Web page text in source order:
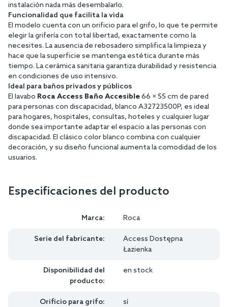
instalación nada más desembalarlo.
Funcionalidad que facilita la vida
El modelo cuenta con un orificio para el grifo, lo que te permite
elegir la grifería con total libertad, exactamente como la
necesites. La ausencia de rebosadero simplifica la limpieza y
hace que la superficie se mantenga estética durante más
tiempo. La cerámica sanitaria garantiza durabilidad y resistencia
en condiciones de uso intensivo.
Ideal para baños privados y públicos
El lavabo Roca Access Baño Accesible66 × 55 cm de pared
para personas con discapacidad, blanco A32723500P, es ideal
para hogares, hospitales, consultas, hoteles y cualquier lugar
donde sea importante adaptar el espacio a las personas con
discapacidad. El clásico color blanco combina con cualquier
decoración, y su diseño funcional aumenta la comodidad de los
usuarios.
Especificaciones del producto
Marca: Roca
Serie del fabricante:
Access Dostępna
Łazienka
Disponibilidad del
producto:
en stock
Orificio para grifo: sí